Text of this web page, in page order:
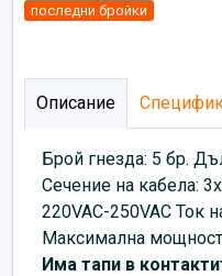
последни бройки
Описание
Брой гнезда: 5 бр.
Сечение на кабела:
220VAC-250VAC Ток
Максимална
Има тапи в